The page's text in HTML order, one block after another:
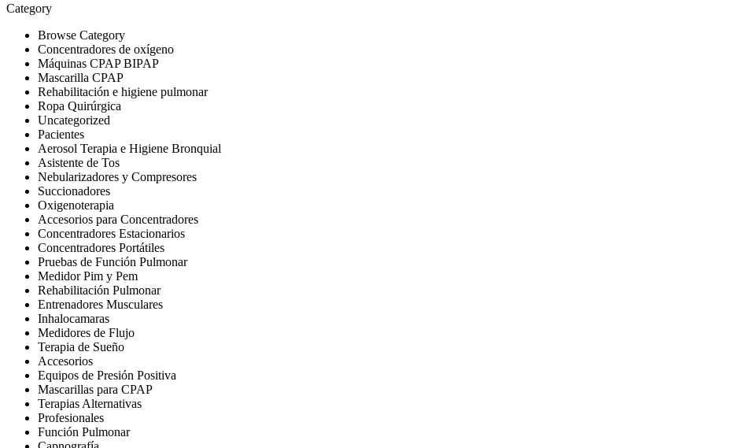
Category
Browse Category
Concentradores de oxígeno
Máquinas CPAP BIPAP
Mascarilla CPAP
Rehabilitación e higiene pulmonar
Ropa Quirúrgica
Uncategorized
Pacientes
Aerosol Terapia e Higiene Bronquial
Asistente de Tos
Nebularizadores y Compresores
Succionadores
Oxigenoterapia
Accesorios para Concentradores
Concentradores Estacionarios
Concentradores Portátiles
Pruebas de Función Pulmonar
Medidor Pim y Pem
Rehabilitación Pulmonar
Entrenadores Musculares
Inhalocamaras
Medidores de Flujo
Terapia de Sueño
Accesorios
Equipos de Presión Positiva
Mascarillas para CPAP
Terapias Alternativas
Profesionales
Función Pulmonar